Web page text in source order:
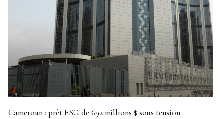
Cameroun : prêt ESG de 692 millions $ sous tension